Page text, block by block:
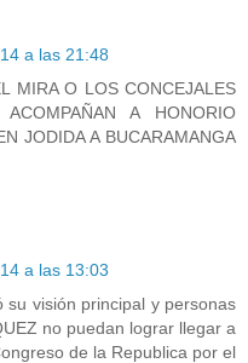
a las 21:48
MIRA O LOS CONCEJALES
A HONORIO
JODIDA A BUCARAMANGA
a las 13:03
su visión principal y personas
no puedan lograr llegar a
de la Republica por el